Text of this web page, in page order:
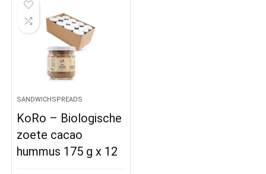
SANDWICHSPREADS
KoRo – Biologische
zoete cacao
hummus 175 g x 12